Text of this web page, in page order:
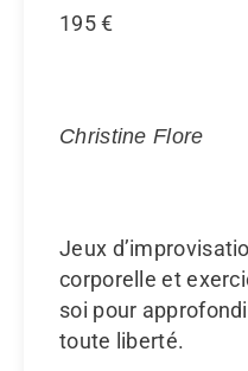
195 €
Christine Flore
Jeux
corporelle et
soi pour
toute liberté.